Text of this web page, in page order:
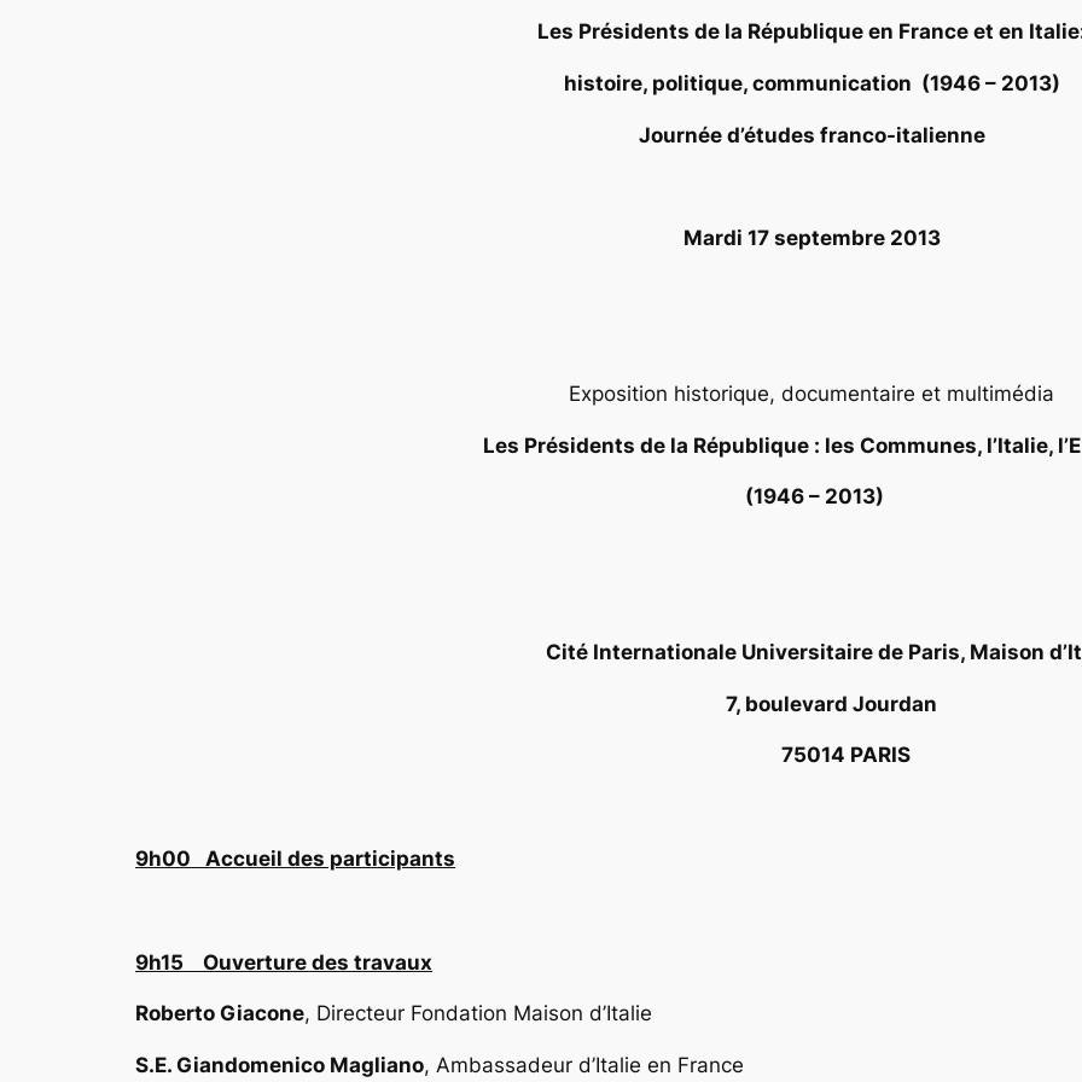
Les Présidents de la République en France et en
histoire, politique, communication (1946 – 2013)
Journée d’études franco-italienne
Mardi 17 septembre 2013
Exposition historique, documentaire et multimédia
Les Présidents de la République : les Communes, l’Italie,
(1946 – 2013)
Cité Internationale Universitaire de Paris, Maison
7, boulevard Jourdan
75014 PARIS
9h00 Accueil des participants
9h15 Ouverture des travaux
Roberto Giacone, Directeur Fondation Maison d’Italie
S.E. Giandomenico Magliano, Ambassadeur d’Italie en France